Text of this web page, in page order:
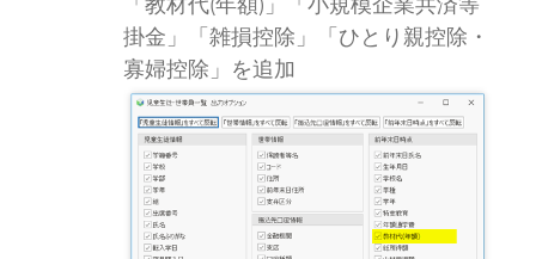
掛金」「雑損控除」「ひとり親控除・
寡婦控除」を追加